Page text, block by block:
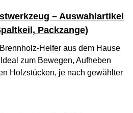
– Auswahlartikel
Packzange)
Helfer aus dem Hause
zum Bewegen, Aufheben
Holzstücken, je nach gewählter